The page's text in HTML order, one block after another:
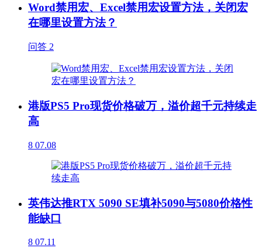
Word禁用宏、Excel禁用宏设置方法，关闭宏
在哪里设置方法？
问答 2
港版PS5 Pro现货价格破万，溢价超千元持续走
高
8 07.08
英伟达推RTX 5090 SE填补5090与5080价格性
能缺口
8 07.11